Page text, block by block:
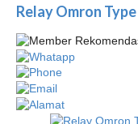
Relay Omron